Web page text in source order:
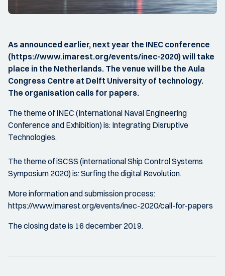
As announced earlier, next year the INEC conference
(https://www.imarest.org/events/inec-2020) will take
place in the Netherlands. The venue will be the Aula
Congress Centre at Delft University of technology.
The organisation calls for papers.
The theme of INEC (International Naval Engineering
Conference and Exhibition) is: Integrating Disruptive
Technologies.
The theme of iSCSS (international Ship Control Systems
Symposium 2020) is: Surfing the digital Revolution.
More information and submission process:
https://www.imarest.org/events/inec-2020/call-for-papers
The closing date is 16 december 2019.